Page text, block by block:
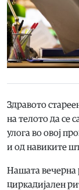
Здравото
на телото да се
улога во овој
и од навиките
Нашата вечерна
циркадијален